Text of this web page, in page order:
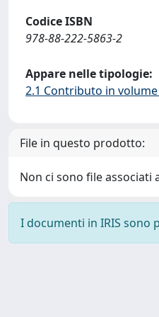
Codice ISBN
978-88-222-5863-2
Appare nelle tipologie:
2.1 Contributo in
File in questo prodotto:
Non ci sono file associati
I documenti in IRIS